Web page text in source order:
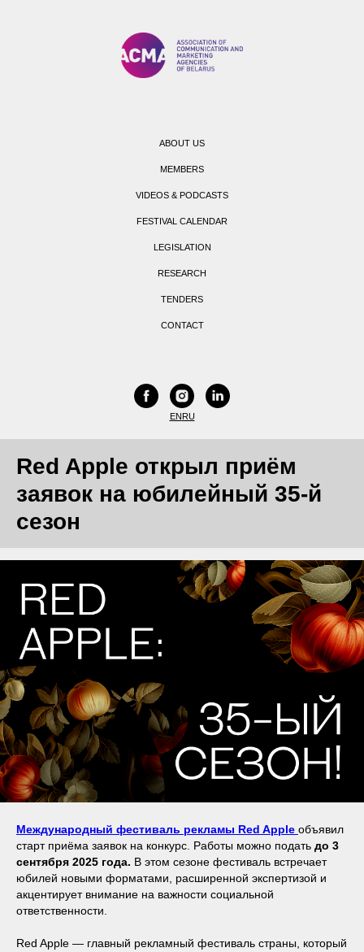
ABOUT US
MEMBERS
VIDEOS & PODCASTS
FESTIVAL CALENDAR
LEGISLATION
RESEARCH
TENDERS
CONTACT
ENRU
Red Apple открыл приём
заявок на юбилейный 35-й
сезон
Международный фестиваль рекламы Red Apple объявил
старт приёма заявок на конкурс. Работы можно подать до 3
сентября 2025 года. В этом сезоне фестиваль встречает
юбилей новыми форматами, расширенной экспертизой и
акцентирует внимание на важности социальной
ответственности.
Red Apple — главный рекламный фестиваль страны, который